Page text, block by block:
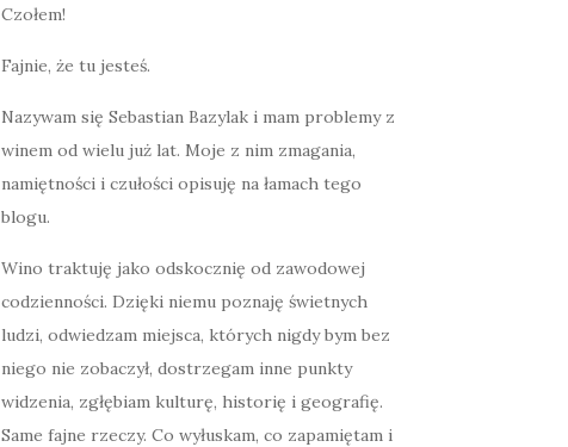
Czołem!
Fajnie, że tu jesteś.
Nazywam się Sebastian Bazylak i mam problemy z
winem od wielu już lat. Moje z nim zmagania,
namiętności i czułości opisuję na łamach tego
blogu.
Wino traktuję jako odskocznię od zawodowej
codzienności. Dzięki niemu poznaję świetnych
ludzi, odwiedzam miejsca, których nigdy bym bez
niego nie zobaczył, dostrzegam inne punkty
widzenia, zgłębiam kulturę, historię i geografię.
Same fajne rzeczy. Co wyłuskam, co zapamiętam i